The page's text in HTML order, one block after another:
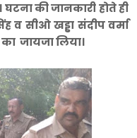
की जानकारी होते ही
व सीओ खड्डा संदीप वर्मा
जायजा लिया।